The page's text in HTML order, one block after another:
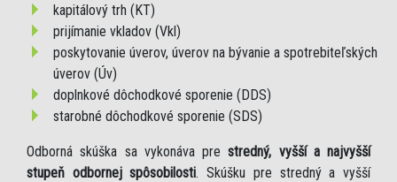
kapitálový trh (KT)
prijímanie vkladov (Vkl)
poskytovanie úverov, úverov na bývanie a spotrebiteľských
úverov (Úv)
doplnkové dôchodkové sporenie (DDS)
starobné dôchodkové sporenie (SDS)
Odborná skúška sa vykonáva prestredný, vyšší a najvyšší
stupeň odbornej spôsobilosti. Skúšku pre stredný a vyšší